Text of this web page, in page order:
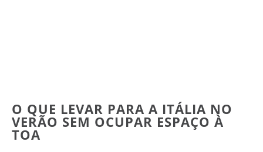
O QUE LEVAR PARA A ITÁLIA NO
VERÃO SEM OCUPAR ESPAÇO À
TOA